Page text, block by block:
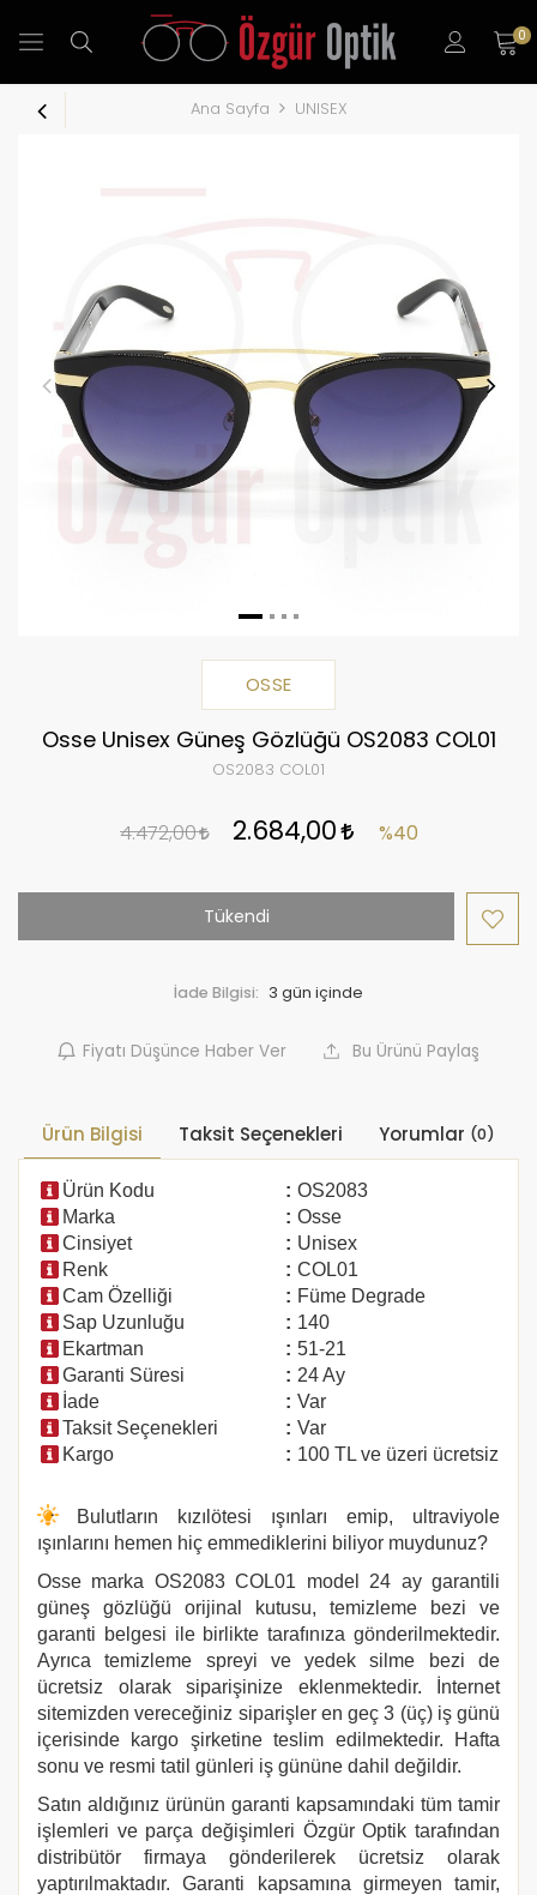
0
Ana Sayfa UNISEX
OSSE
Osse Unisex Güneş Gözlüğü OS2083 COL01
OS2083 COL01
4.472,00 2.684,00 %40
Tükendi
İade Bilgisi:
Fiyatı Düşünce Haber Ver Bu Ürünü Paylaş
Ürün Bilgisi Taksit Seçenekleri Yorumlar (0)
Ürün Kodu : OS2083
Marka
: Osse
Cinsiyet
: Unisex
Renk
: COL01
Cam Özelliği
: Füme Degrade
Sap Uzunluğu
: 140
Ekartman
: 51-21
Garanti Süresi
: 24 Ay
İade
: Var
Taksit Seçenekleri
: Var
Kargo
: 100 TL ve üzeri ücretsiz
Bulutların kızılötesi ışınları emip, ultraviyole
ışınlarını hemen hiç emmediklerini biliyor muydunuz?
Osse marka OS2083 COL01 model 24 ay garantili
güneş gözlüğü orijinal kutusu, temizleme bezi ve
garanti belgesi ile birlikte tarafınıza gönderilmektedir.
Ayrıca temizleme spreyi ve yedek silme bezi de
ücretsiz olarak siparişinize eklenmektedir. İnternet
sitemizden vereceğiniz siparişler en geç 3 (üç) iş günü
içerisinde kargo şirketine teslim edilmektedir. Hafta
sonu ve resmi tatil günleri iş gününe dahil değildir.
Satın aldığınız ürünün garanti kapsamındaki tüm tamir
işlemleri ve parça değişimleri Özgür Optik tarafından
distribütör firmaya gönderilerek ücretsiz olarak
yaptırılmaktadır. Garanti kapsamına girmeyen tamir,